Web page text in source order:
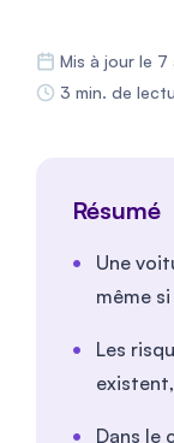
Mis à jour le 7
3 min. de
Résumé
Une
même
Les
Dans le